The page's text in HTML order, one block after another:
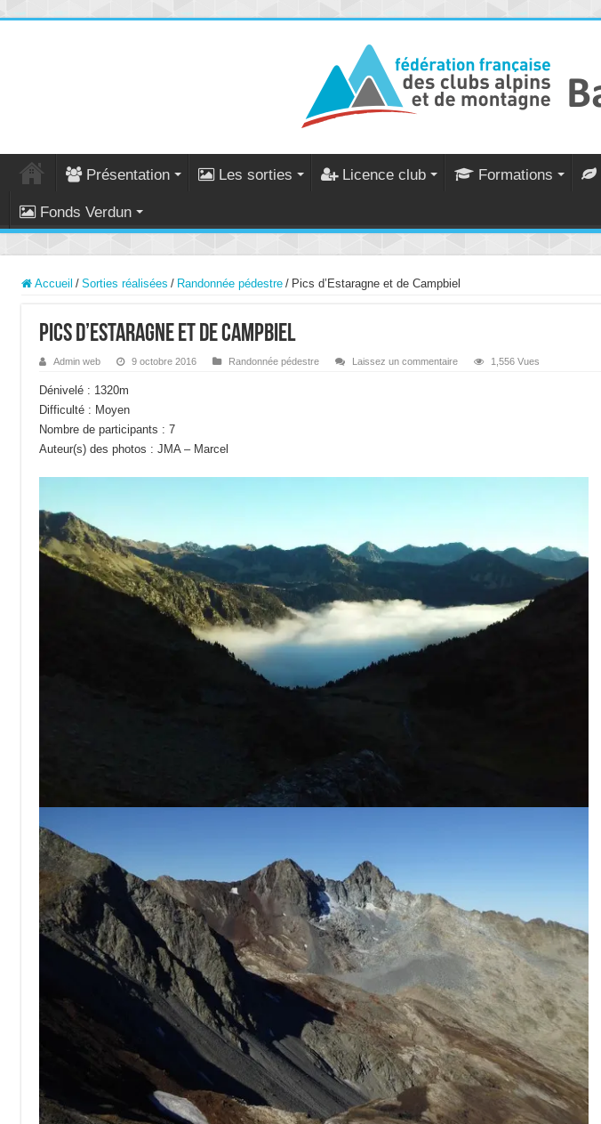
Présentation Les sorties Licence club Formations
Fonds Verdun
Accueil / Sorties réalisées / Randonnée pédestre / Pics d’Estaragne et de Campbiel
Pics d’Estaragne et de Campbiel
Admin web 9 octobre 2016 Randonnée pédestre Laissez un commentaire 1,556 Vues
Dénivelé : 1320m
Difficulté : Moyen
Nombre de participants : 7
Auteur(s) des photos : JMA – Marcel